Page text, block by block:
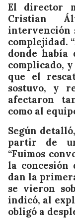
El director
Cristian
intervención
complejidad.
donde había
complicado,
que el
sostuvo, y
afectaron
como al
Según
partir de
“Fuimos
la concesión
dan la
se vieron
indicó, al
obligó a